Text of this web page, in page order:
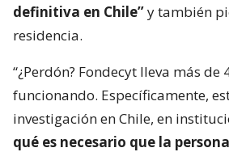
definitiva en Chile”y también
residencia.
“¿Perdón? Fondecyt lleva más de
funcionando. Específicamente,
investigación en Chile, en
qué es necesario que la